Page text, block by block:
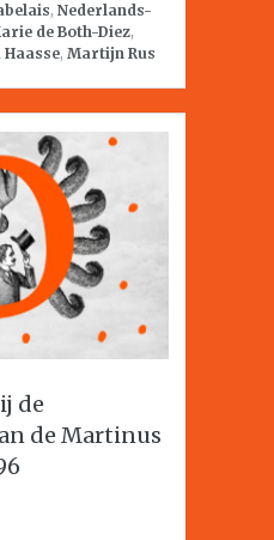
, Nederlands-
de Both-Diez,
Haasse, Martijn Rus
de
de Martinus